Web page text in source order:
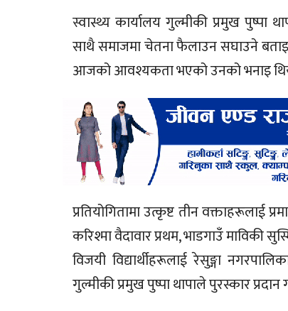
स्वास्थ्य कार्यालय गुल्मीकी प्रमुख पुष्पा
साथै समाजमा चेतना फैलाउन सघाउने
आजको आवश्यकता भएको उनको भनाइ
प्रतियोगितामा उत्कृष्ट तीन वक्ताहरूलाई
करिश्मा वैदावार प्रथम, भाडगाउँ माविकी
विजयी विद्यार्थीहरूलाई रेसुङ्गा
गुल्मीकी प्रमुख पुष्पा थापाले पुरस्कार प्रदान